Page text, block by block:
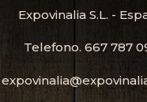
Expovinalia S.L. -
Telefono. 667 787